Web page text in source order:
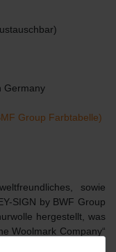
Germany
Group Farbtabelle)
sowie
SIGN by BWF Group
hergestellt, was
Woolmark Company“